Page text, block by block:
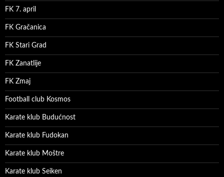
FK 7. april
FK Gračanica
FK Stari Grad
FK Zanatlije
FK Zmaj
Football club Kosmos
Karate klub Budućnost
Karate klub Fudokan
Karate klub Moštre
Karate klub Seiken